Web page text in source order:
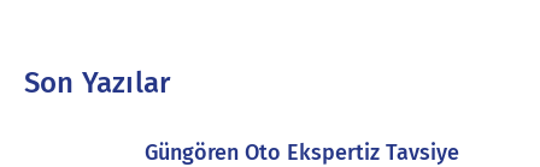
Son Yazılar
Güngören Oto Ekspertiz Tavsiye